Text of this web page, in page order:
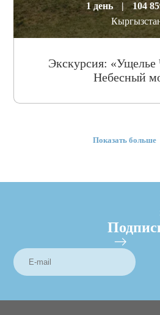
1 день |
104
Экскурсия: «Ущелье
Небесный
Показать больше